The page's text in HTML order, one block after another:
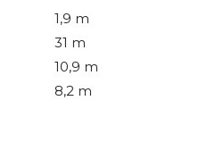
1,9 m
31 m
10,9 m
8,2 m